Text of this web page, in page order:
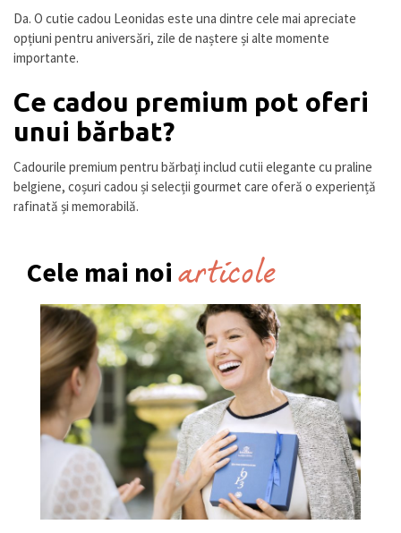
Da. O cutie cadou Leonidas este una dintre cele mai apreciate
opțiuni pentru aniversări, zile de naștere și alte momente
importante.
Ce cadou premium pot oferi
unui bărbat?
Cadourile premium pentru bărbați includ cutii elegante cu praline
belgiene, coșuri cadou și selecții gourmet care oferă o experiență
rafinată și memorabilă.
Cele mai noi articole